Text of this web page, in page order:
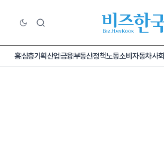
홈심층기획산업금융부동산정책노동소비 자동차사회